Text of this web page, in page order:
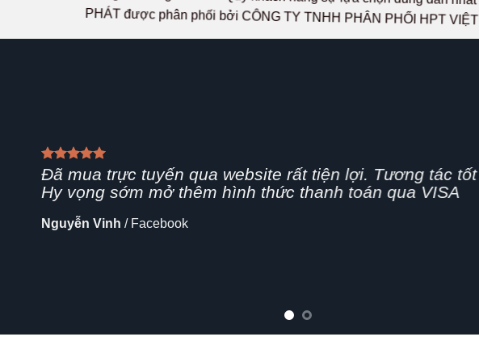
PHÁT được phân phối bởi CÔNG TY TNHH PHÂN PHỐI HPT
Giao hàng nhanh,
rất chuyên nghiệp, hình thức bán hàng Online đang dần
Shop nên cập nhật thêm tính năng chia sẻ mạng xã hội
Hải Yến / Zalo